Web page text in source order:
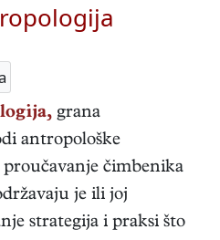
grana
antropološke
čimbenika
je ili joj
strategija i praksi što